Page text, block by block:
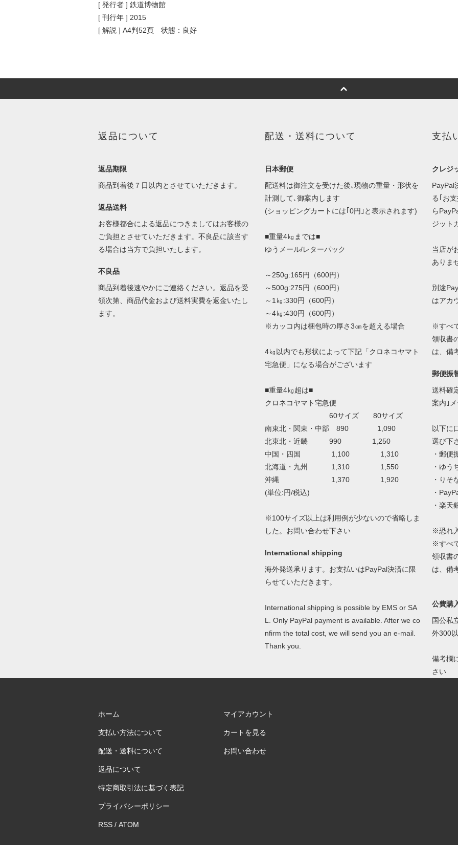
[ 発行者 ] 鉄道博物館
[ 刊行年 ] 2015
[ 解説 ] A4判52頁 状態：良好
返品について
返品期限
商品到着後７日以内とさせていただきます。
返品送料
お客様都合による返品につきましてはお客様の
ご負担とさせていただきます。不良品に該当す
る場合は当方で負担いたします。
不良品
商品到着後速やかにご連絡ください。返品を受
領次第、商品代金および送料実費を返金いたし
ます。
配送・送料について
日本郵便
配送料は御注文を受けた後､現物の重量・形状を
計測して､御案内します
(ショッピングカートには｢0円｣と表示されます)
■重量4㎏までは■
ゆうメール/レターパック
～250g:165円（600円）
～500g:275円（600円）
～1㎏:330円（600円）
～4㎏:430円（600円）
※カッコ内は梱包時の厚さ3㎝を超える場合
4㎏以内でも形状によって下記「クロネコヤマト
宅急便」になる場合がございます
■重量4㎏超は■
クロネコヤマト宅急便
60サイズ 80サイズ
南東北・関東・中部 890 1,090
北東北・近畿 990 1,250
中国・四国 1,100 1,310
北海道・九州 1,310 1,550
沖縄 1,370 1,920
(単位:円/税込)
※100サイズ以上は利用例が少ないので省略しま
した。お問い合わせ下さい
International shipping
海外発送承ります。お支払いはPayPal決済に限
らせていただきます。
International shipping is possible by EMS or SA
L. Only PayPal payment is available. After we co
nfirm the total cost, we will send you an e-mail.
Thank you.
支払
クレジ
PayPal
る｢お
ら
ジット
当店が
ありま
別途
はアカ
※すべ
領収書
は、備
郵便振
送料確
案内｣
以下に
選び下
・郵便
・ゆう
・りそ
・
・楽天
※恐れ
※すべ
領収書
は、備
公費購
国公私
外300
備考欄
さい
ホーム
支払い方法について
配送・送料について
返品について
特定商取引法に基づく表記
プライバシーポリシー
RSS/ ATOM
マイアカウント
カートを見る
お問い合わせ